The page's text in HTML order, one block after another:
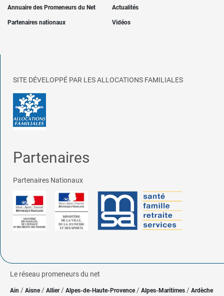
Annuaire des Promeneurs du Net Actualités
Partenaires nationaux Vidéos
SITE DÉVELOPPÉ PAR LES ALLOCATIONS FAMILIALES
Partenaires
Partenaires Nationaux
Le réseau promeneurs du net
Ain / Aisne/ Allier/ Alpes-de-Haute-Provence / Alpes-Maritimes / Ardèche